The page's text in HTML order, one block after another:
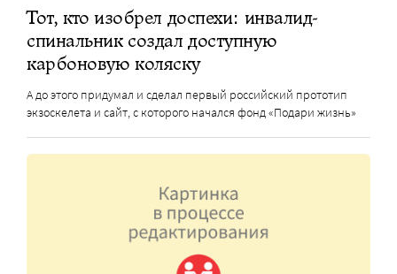
Тот, кто изобрел доспехи: инвалид-
спинальник создал доступную
карбоновую коляску
А до этого придумал и сделал первый российский прототип
экзоскелета и сайт, с которого начался фонд «Подари жизнь»